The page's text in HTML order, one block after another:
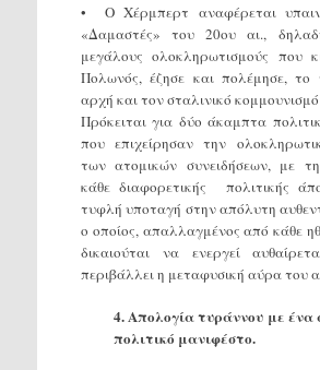
• Ο Χέρμπερτ αναφέρεται
«Δαμαστές» του 20ου αι.,
μεγάλους ολοκληρωτισμούς που
Πολωνός, έζησε και πολέμησε, το
αρχή και τον σταλινικό
Πρόκειται για δύο άκαμπτα
που επιχείρησαν την
των ατομικών συνειδήσεων, με
κάθε διαφορετικής πολιτικής
τυφλή υποταγή στην απόλυτη
ο οποίος, απαλλαγμένος από κάθε
δικαιούται να ενεργεί
περιβάλλει η μεταφυσική αύρα του
4. Απολογία τυράννου με ένα
πολιτικό μανιφέστο.